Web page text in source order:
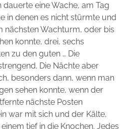
eine Wache, am Tag
in denen es nicht stürmte und
nächsten Wachturm, oder bis
konnte, drei, sechs
zu den guten … Die
Die Nächte aber
besonders dann, wenn man
sehen konnte, wenn der
nächste Posten
war mit sich und der Kälte,
tief in die Knochen. Jedes